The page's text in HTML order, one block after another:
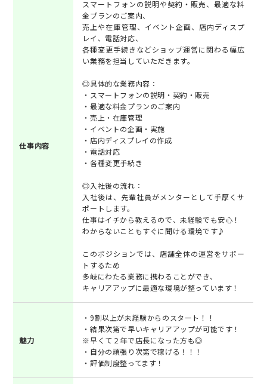
仕事内容
スマートフォンの説明や契約・販売、最適な料
金プランのご案内、
売上や在庫管理、イベント企画、店内ディスプ
レイ、電話対応、
各種変更手続きなどショップ運営に関わる幅広
い業務を担当していただきます。
◎具体的な業務内容：
・スマートフォンの説明・契約・販売
・最適な料金プランのご案内
・売上・在庫管理
・イベントの企画・実施
・店内ディスプレイの作成
・電話対応
・各種変更手続き
◎入社後の流れ：
入社後は、先輩社員がメンターとして手厚くサ
ポートします。
仕事はイチから教えるので、未経験でも安心！
わからないこともすぐに聞ける環境です♪
このポジションでは、店舗全体の運営をサポー
トするため
多岐にわたる業務に携わることができ、
キャリアアップに最適な環境が整っています！
魅力
・9割以上が未経験からのスタート！！
・結果次第で早いキャリアアップが可能です！
※早くて２年で店長になった方も◎
・自分の頑張り次第で稼げる！！！
・評価制度整ってます！